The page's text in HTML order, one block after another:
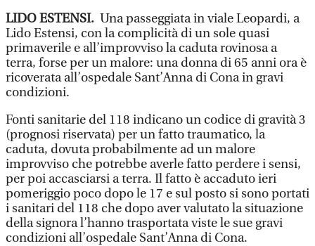
LIDO ESTENSI. Una passeggiata in viale Leopardi, a
Lido Estensi, con la complicità di un sole quasi
primaverile e all’improvviso la caduta rovinosa a
terra, forse per un malore: una donna di 65 anni ora è
ricoverata all’ospedale Sant’Anna di Cona in gravi
condizioni.
Fonti sanitarie del 118 indicano un codice di gravità 3
(prognosi riservata) per un fatto traumatico, la
caduta, dovuta probabilmente ad un malore
improvviso che potrebbe averle fatto perdere i sensi,
per poi accasciarsi a terra. Il fatto è accaduto ieri
pomeriggio poco dopo le 17 e sul posto si sono portati
i sanitari del 118 che dopo aver valutato la situazione
della signora l’hanno trasportata viste le sue gravi
condizioni all’ospedale Sant’Anna di Cona.